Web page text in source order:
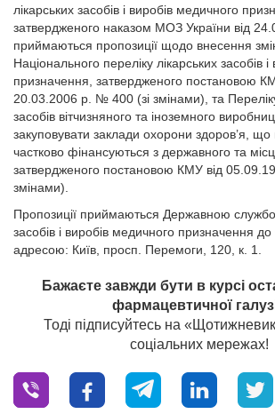
лікарських засобів і виробів медичного
затвердженого наказом МОЗ України від
приймаються пропозиції щодо внесення
Національного переліку лікарських засобів
призначення, затвердженого постановою
20.03.2006 р. № 400 (зі змінами), та
засобів вітчизняного та іноземного
закуповувати заклади охорони здоров’я, що
частково фінансуються з державного та
затвердженого постановою КМУ від
змінами).
Пропозиції приймаються Державною
засобів і виробів медичного призначення
адресою: Київ, просп. Перемоги, 120, к. 1.
Бажаєте завжди бути в курсі
фармацевтичної
Тоді підписуйтесь на
соціальних мережах!